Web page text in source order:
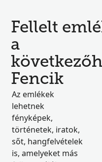
Fellelt
a
Fencik
Az emlékek
lehetnek
fényképek,
történetek, iratok,
sőt, hangfelvételek
is, amelyeket más